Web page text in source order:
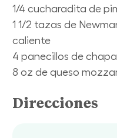
1/4 cucharadita de
1 1/2 tazas de
caliente
4 panecillos de
8 oz de queso
Direcciones